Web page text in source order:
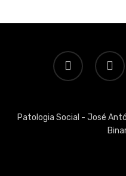
twitter facebook
Patologia Social - José